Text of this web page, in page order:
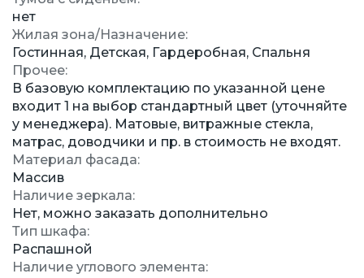
нет
Жилая зона/Назначение:
Гостинная, Детская, Гардеробная, Спальня
Прочее:
В базовую комплектацию по указанной цене
входит 1 на выбор стандартный цвет (уточняйте
у менеджера). Матовые, витражные стекла,
матрас, доводчики и пр. в стоимость не входят.
Материал фасада:
Массив
Наличие зеркала:
Нет, можно заказать дополнительно
Тип шкафа:
Распашной
Наличие углового элемента: